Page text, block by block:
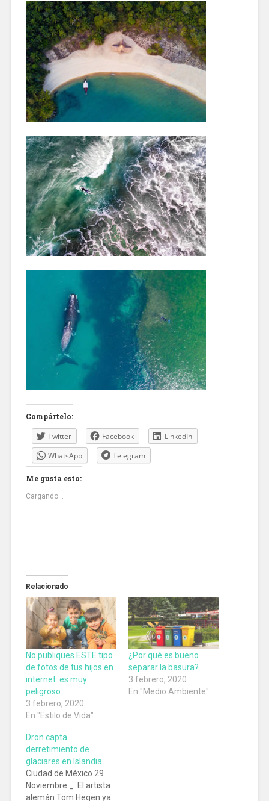
Compártelo:
Twitter Facebook
LinkedIn
WhatsApp
Telegram
Me gusta esto:
Cargando...
Relacionado
No publiques ESTE tipo
de fotos de tus hijos en
internet: es muy
peligroso
3 febrero, 2020
En "Estilo de Vida"
¿Por qué es bueno
separar la basura?
3 febrero, 2020
En "Medio Ambiente"
Dron capta
derretimiento de
glaciares en Islandia
Ciudad de México 29
Noviembre._ El artista
alemán Tom Hegen ya